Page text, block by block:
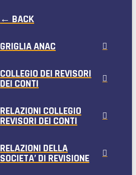
← BACK
GRIGLIA ANAC
COLLEGIO DEI REVISORI
DEI CONTI
RELAZIONI COLLEGIO
REVISORI DEI CONTI
RELAZIONI DELLA
SOCIETA’ DI REVISIONE